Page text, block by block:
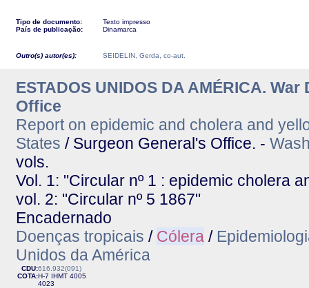
Tipo de documento:
Texto impresso
País de publicação:
Dinamarca
Outro(s) autor(es): SEIDELIN, Gerda, co-aut.
ESTADOS UNIDOS DA AMÉRICA.
Office
Report on epidemic and cholera and
States / Surgeon General's Office. -
vols.
Vol. 1: "Circular nº 1 : epidemic cholera
vol. 2: "Circular nº 5 1867"
Encadernado
Doenças tropicais / Cólera /
Unidos da América
CDU:616.932(091)
COTA:H-7 IHMT 4005
4023